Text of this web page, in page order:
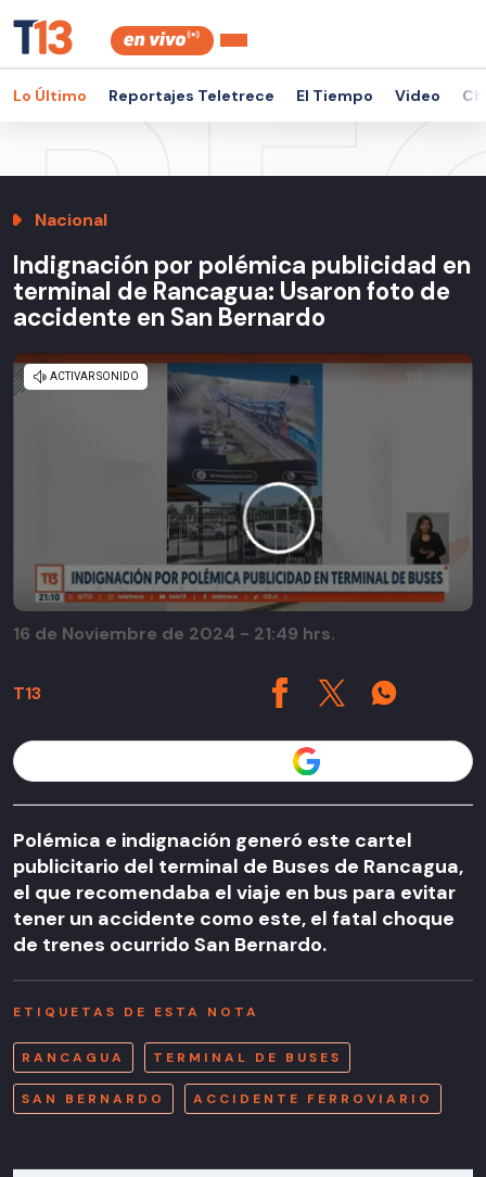
Lo Último Reportajes Teletrece El Tiempo Video
Nacional
Indignación por polémica publicidad en
terminal de Rancagua: Usaron foto de
accidente en San Bernardo
T13
16 de Noviembre de 2024 - 21:49 hrs.
Polémica e indignación generó este cartel
publicitario del terminal de Buses de Rancagua,
el que recomendaba el viaje en bus para evitar
tener un accidente como este, el fatal choque
de trenes ocurrido San Bernardo.
ETIQUETAS DE ESTA NOTA
RANCAGUA TERMINAL DE BUSES
SAN BERNARDO ACCIDENTE FERROVIARIO